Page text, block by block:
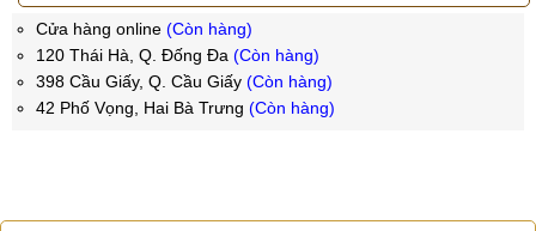
Cửa hàng online (Còn hàng)
120 Thái Hà, Q. Đống Đa (Còn hàng)
398 Cầu Giấy, Q. Cầu Giấy (Còn hàng)
42 Phố Vọng, Hai Bà Trưng (Còn hàng)